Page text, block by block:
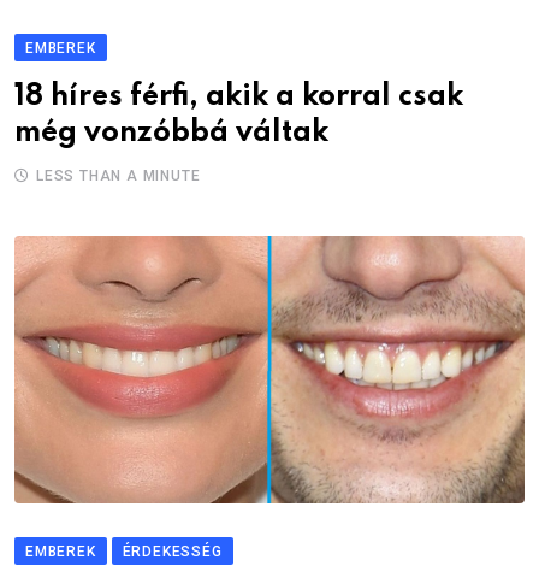
EMBEREK
18 híres férfi, akik a korral csak
még vonzóbbá váltak
LESS THAN A MINUTE
EMBEREK ÉRDEKESSÉG